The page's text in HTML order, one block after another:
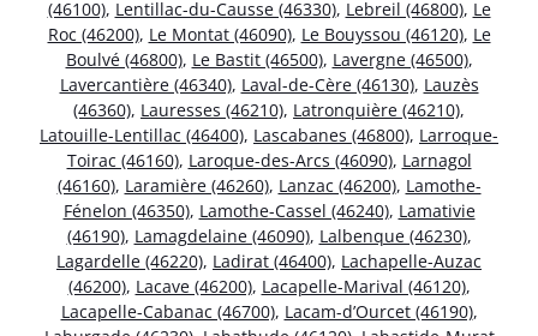
(46100), Lentillac-du-Causse (46330), Lebreil (46800), Le
Roc (46200), Le Montat (46090), Le Bouyssou (46120), Le
Boulvé (46800), Le Bastit (46500), Lavergne (46500),
Lavercantière (46340), Laval-de-Cère (46130), Lauzès
(46360), Lauresses (46210), Latronquière (46210),
Latouille-Lentillac (46400), Lascabanes (46800), Larroque-
Toirac (46160), Laroque-des-Arcs (46090), Larnagol
(46160), Laramière (46260), Lanzac (46200), Lamothe-
Fénelon (46350), Lamothe-Cassel (46240), Lamativie
(46190), Lamagdelaine (46090), Lalbenque (46230),
Lagardelle (46220), Ladirat (46400), Lachapelle-Auzac
(46200), Lacave (46200), Lacapelle-Marival (46120),
Lacapelle-Cabanac (46700), Lacam-d’Ourcet (46190),